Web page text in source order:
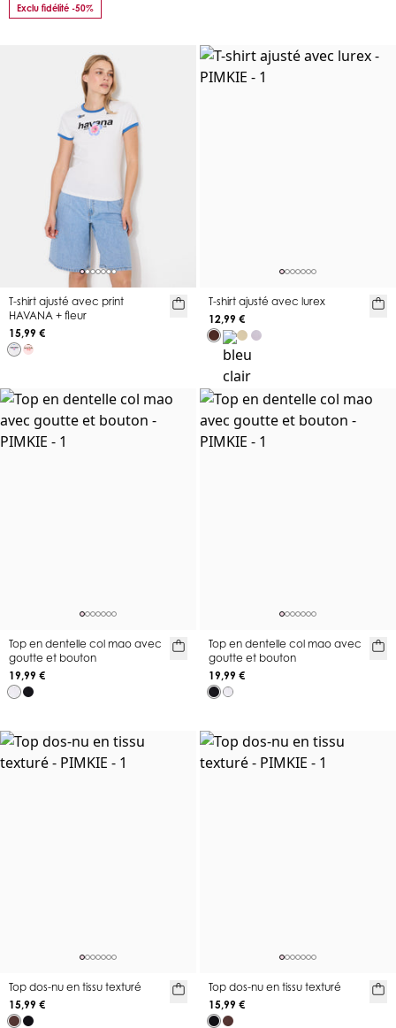
Exclu fidélité -50%
T-shirt ajusté avec print
HAVANA + fleur
15,99 €
T-shirt ajusté avec lurex
12,99 €
Top en dentelle col mao avec
goutte et bouton
19,99 €
Top en dentelle col mao avec
goutte et bouton
19,99 €
Top dos-nu en tissu texturé
15,99 €
Top dos-nu en tissu texturé
15,99 €